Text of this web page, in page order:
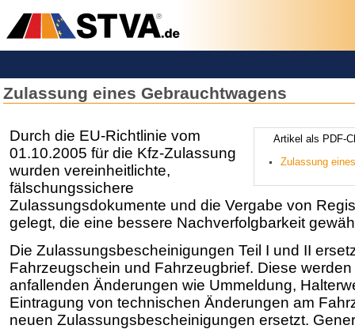
Zulassung eines Gebrauchtwagens
­­­­­­Artikel ­a­ls P­DF-
­­­Zulassung
Durch die EU-Richtlinie vom
01.10.2005 für die Kfz-Zulassung
wurden vereinheitlichte,
fälschungssichere
Zulassungsdokumente und die Vergabe von
gelegt, die eine bessere Nachverfolgbarkeit
Die Zulassungsbescheinigungen Teil I und II
Fahrzeugschein und Fahrzeugbrief. Diese
anfallenden Änderungen wie Ummeldung,
Eintragung von technischen Änderungen am
neuen Zulassungsbescheinigungen ersetzt.